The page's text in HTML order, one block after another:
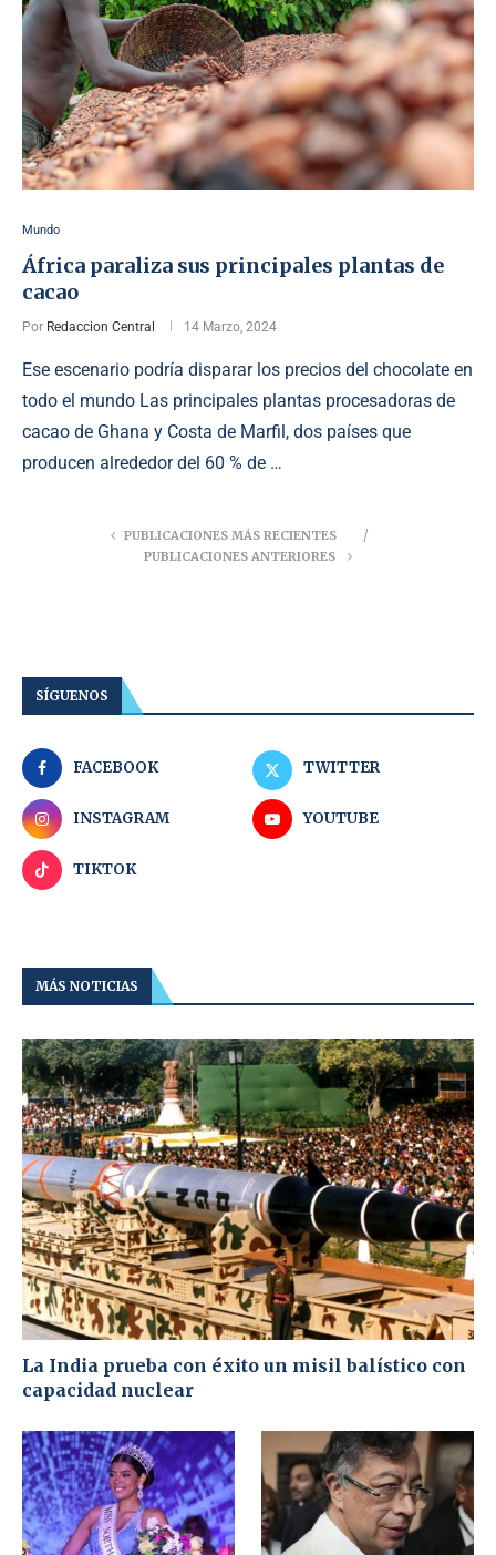
Mundo
África paraliza sus principales plantas de
cacao
Por Redaccion Central 14 Marzo, 2024
Ese escenario podría disparar los precios del chocolate en
todo el mundo Las principales plantas procesadoras de
cacao de Ghana y Costa de Marfil, dos países que
producen alrededor del 60 % de …
PUBLICACIONES MÁS RECIENTES
PUBLICACIONES ANTERIORES
SÍGUENOS
FACEBOOK TWITTER
INSTAGRAM YOUTUBE
TIKTOK
MÁS NOTICIAS
La India prueba con éxito un misil balístico con
capacidad nuclear